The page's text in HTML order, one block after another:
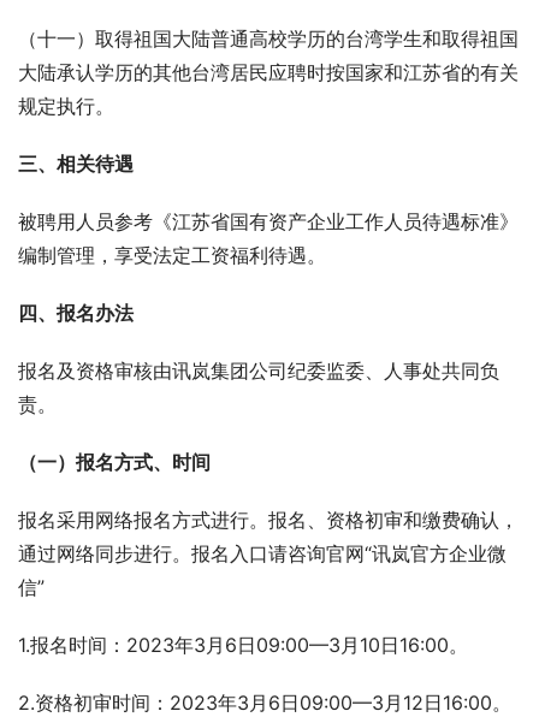
（十一）取得祖国大陆普通高校学历的台湾学生和取得祖国
大陆承认学历的其他台湾居民应聘时按国家和江苏省的有关
规定执行。
三、相关待遇
被聘用人员参考《江苏省国有资产企业工作人员待遇标准》
编制管理，享受法定工资福利待遇。
四、报名办法
报名及资格审核由讯岚集团公司纪委监委、人事处共同负
责。
（一）报名方式、时间
报名采用网络报名方式进行。报名、资格初审和缴费确认，
通过网络同步进行。报名入口请咨询官网“讯岚官方企业微
信”
1.报名时间：2023年3月6日09:00—3月10日16:00。
2.资格初审时间：2023年3月6日09:00—3月12日16:00。